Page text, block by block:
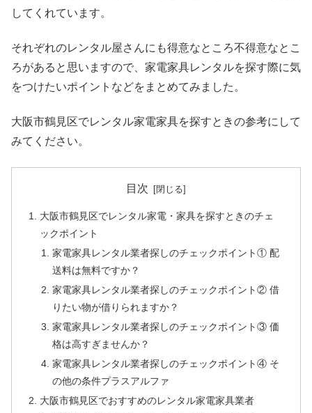
してくれています。
それぞれのレンタル屋さんにも得意なところ不得意なとこ
ろがあると思いますので、家電家具レンタルを探す際に気
をつけたいポイントなどをまとめてみました。
大阪市鶴見区でレンタル家電家具を探すときの参考にして
みてください。
目次
大阪市鶴見区でレンタル家電・家具を探すときのチェ
ックポイント
家電家具レンタル業者探しのチェックポイント① 配
送料は無料ですか？
家電家具レンタル業者探しのチェックポイント② 借
りたい物が借りられますか？
家電家具レンタル業者探しのチェックポイント③ 価
格は高すぎませんか？
家電家具レンタル業者探しのチェックポイント④ そ
の他の条件プラスアルファ
大阪市鶴見区でおすすめのレンタル家電家具業者